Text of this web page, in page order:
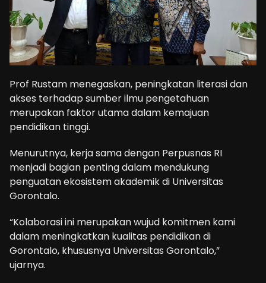
Prof Rustam menegaskan, peningkatan literasi dan
akses terhadap sumber ilmu pengetahuan
merupakan faktor utama dalam kemajuan
pendidikan tinggi.
Menurutnya, kerja sama dengan Perpusnas RI
menjadi bagian penting dalam mendukung
penguatan ekosistem akademik di Universitas
Gorontalo.
“Kolaborasi ini merupakan wujud komitmen kami
dalam meningkatkan kualitas pendidikan di
Gorontalo, khususnya Universitas Gorontalo,”
ujarnya.